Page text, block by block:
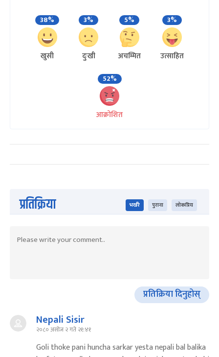
38%
खुसी
3%
दुःखी
5%
अचम्मित
3%
उत्साहित
52%
आक्रोशित
प्रतिक्रिया भर्खरै पुराना लोकप्रिय
प्रतिक्रिया दिनुहोस्
Nepali Sisir
२०८० असोज २ गते २१:४१
Goli thoke pani huncha sarkar yesta nepali bal balika